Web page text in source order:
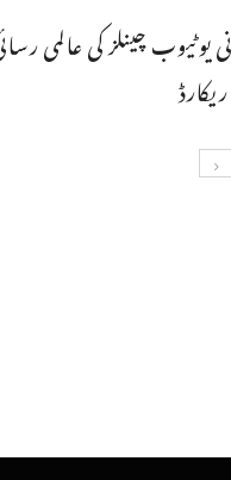
یوٹیوب چینلز کی عالمی